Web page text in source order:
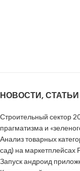
НОВОСТИ,
Строительный сектор
прагматизма и
Анализ товарных
сад) на маркетплейсах
Запуск андроид